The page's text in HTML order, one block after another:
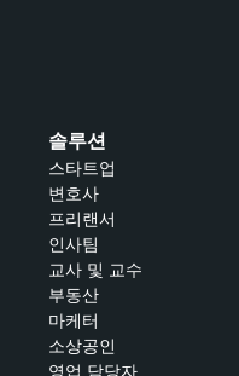
솔루션
스타트업
변호사
프리랜서
인사팀
교사 및 교수
부동산
마케터
소상공인
영업 담당자